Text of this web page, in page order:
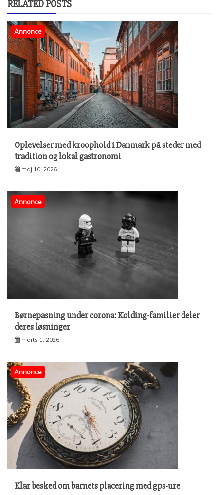
RELATED POSTS
Annonce
Oplevelser med kroophold i Danmark på steder med
tradition og lokal gastronomi
maj 10, 2026
Annonce
Børnepasning under corona: Kolding-familier deler
deres løsninger
marts 1, 2026
Annonce
Klar besked om barnets placering med gps-ure